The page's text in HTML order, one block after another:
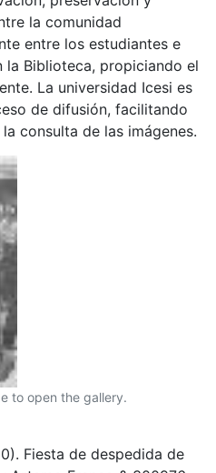
la comunidad
entre los estudiantes e
la Biblioteca, propiciando el
La universidad Icesi es
de difusión, facilitando
consulta de las imágenes.
to open the gallery.
Fiesta de despedida de